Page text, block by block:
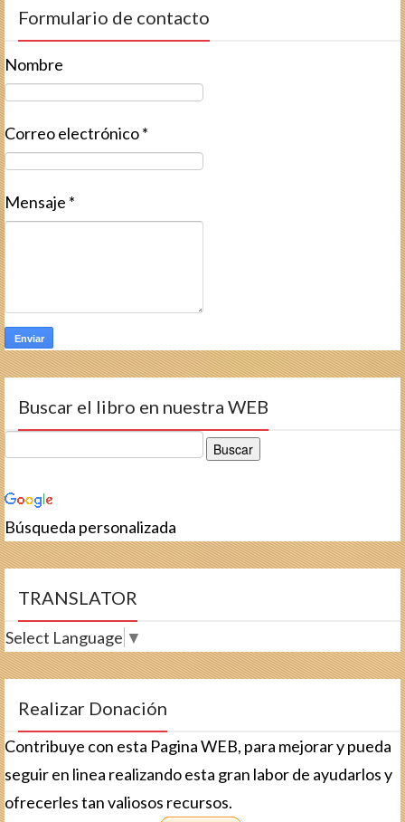
Formulario de contacto
Nombre
Correo electrónico*
Mensaje *
Buscar el libro en nuestra WEB
Búsqueda personalizada
TRANSLATOR
Select Language ▼
Realizar Donación
Contribuye con esta Pagina WEB, para mejorar y pueda
seguir en linea realizando esta gran labor de ayudarlos y
ofrecerles tan valiosos recursos.